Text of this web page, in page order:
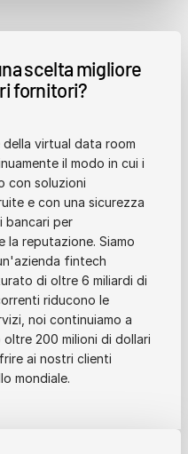
scelta migliore
fornitori?
della virtual data room
il modo in cui i
con soluzioni
e con una sicurezza
bancari per
la reputazione. Siamo
fintech
di oltre 6 miliardi di
riducono le
noi continuiamo a
200 milioni di dollari
ai nostri clienti
mondiale.